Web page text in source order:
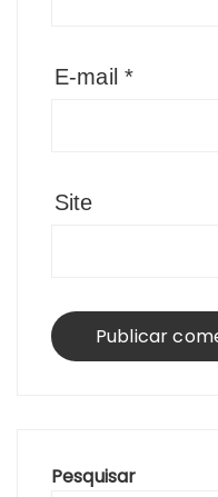
E-mail*
Site
Pesquisar